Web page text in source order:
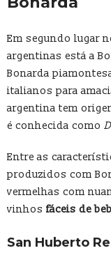
Em segundo lugar
argentinas está a
Bonarda
italianos para
argentina tem
é conhecida como
Entre as
produzidos com
vermelhas com
vinhos fáceis de
San Huberto